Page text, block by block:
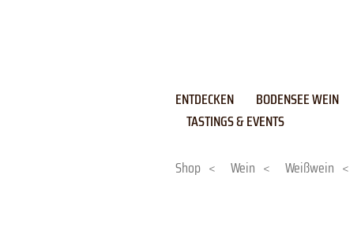
ENTDECKEN BODENSEE WEIN
TASTINGS & EVENTS
Shop < Wein < Weißwein <